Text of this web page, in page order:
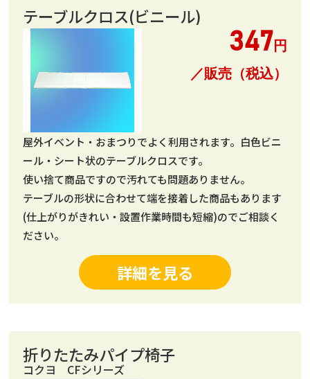
テーブルクロス(ビニール)
347 円
／販売（税込）
屋外イベント・おまつりでよく利用されます。白色ビニ
ール・シート状のテーブルクロスです。
使い捨て商品ですので汚れても問題ありません。
テーブルの形状に合わせて端を接着した商品もあります
(仕上がりがきれい・設置作業時間も短縮)のでご相談く
ださい。
詳細を見る
折りたたみパイプ椅子
コクヨ CFシリーズ